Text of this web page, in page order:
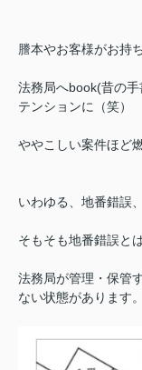
謄本やお客様がお持
法務局へbook(昔の
テンションに（笑）
ややこしい案件ほど
いわゆる、地番錯誤
そもそも地番錯誤と
法務局が管理・保管
ない状態があります。